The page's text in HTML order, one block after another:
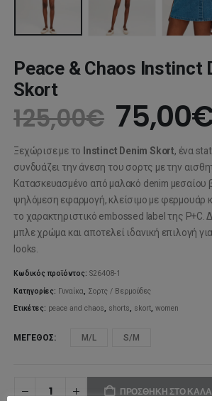
Peace & Chaos Instinct
Skort
125,00€
price
was:
75,00
Ξεχώρισε με το Instinct Denim Skort, ένα
συνδυάζει την άνεση του σορτς με την
Κατασκευασμένο από μαλακό denim μεσαίου
ψηλόμεση εφαρμογή, κλείσιμο με φερμουάρ
το χαρακτηριστικό embossed label της P+C.
μπλε χρώμα και αποτελεί ιδανική επιλογή
looks.
Κωδικός προϊόντος:S26408-1
Κατηγορίες: Γυναίκα, Σορτς / Βερμούδες
Ετικέτες: peace and chaos, shorts, skort,women
ΜΈΓΕΘΟΣ M/L S/M
ΠΡΟΣΘΉΚΗ ΣΤΟ